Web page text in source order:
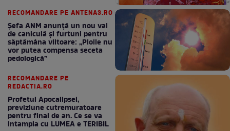
RECOMANDARE PE ANTENA3.RO
Șefa ANM anunță un nou val
de caniculă și furtuni pentru
săptămâna viitoare: „Ploile nu
vor putea compensa seceta
pedologică”
RECOMANDARE PE
REDACTIA.RO
Profetul Apocalipsei,
previziune cutremuratoare
pentru final de an. Ce se va
intampla cu LUMEA e TERIBIL